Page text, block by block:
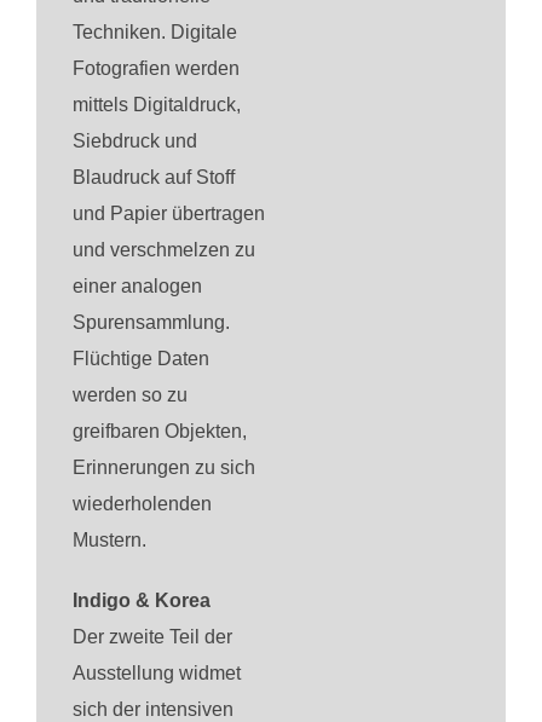
Techniken. Digitale
Fotografien werden
mittels Digitaldruck,
Siebdruck und
Blaudruck auf Stoff
und Papier übertragen
und verschmelzen zu
einer analogen
Spurensammlung.
Flüchtige Daten
werden so zu
greifbaren Objekten,
Erinnerungen zu sich
wiederholenden
Mustern.
Indigo & Korea
Der zweite Teil der
Ausstellung widmet
sich der intensiven